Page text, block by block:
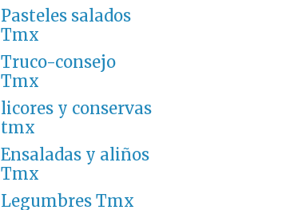
Pasteles salados
Tmx
Truco-consejo
Tmx
licores y conservas
tmx
Ensaladas y aliños
Tmx
Legumbres Tmx